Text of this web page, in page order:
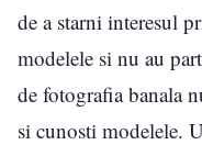
de a starni interesul
modelele si nu au
de fotografia banala
si cunosti modelele.